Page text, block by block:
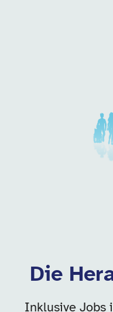
Unsere
Die
Inklusive Jobs